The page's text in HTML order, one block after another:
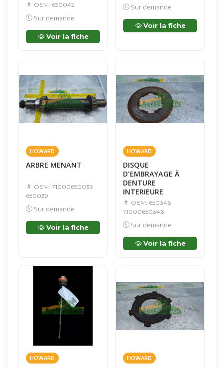
OEM: 650042
Sur demande
Voir la fiche
Sur demande
Voir la fiche
HOWARD
ARBRE MENANT
OEM: 71000650039
650039
Sur demande
Voir la fiche
HOWARD
DISQUE
D'EMBRAYAGE À
DENTURE
INTERIEURE
OEM: 650346
71000650346
Sur demande
Voir la fiche
HOWARD HOWARD